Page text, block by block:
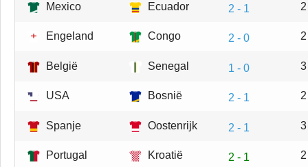
Mexico Ecuador 2 - 1
Engeland Congo 2 - 0
België Senegal 1 - 0
USA Bosnië 2 - 1
Spanje Oostenrijk 2 - 1
Portugal Kroatië 2 - 1